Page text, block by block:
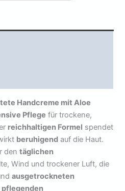
Handcreme mit Aloe
Pflege für trockene,
reichhaltigen Formel spendet
beruhigend auf die Haut.
dentäglichen
Wind und trockener Luft, die
ausgetrockneten
pflegenden